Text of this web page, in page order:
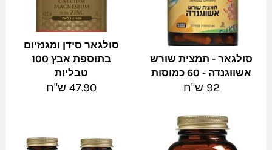
סולגאר סידן ומגנזיום
בתוספת אבץ 100
טבליות
מחיר
47.90 ש"ח
סולגאר - תמצית שורש
אשווגנדה - 60 כמוסות
מחיר
92 ש"ח